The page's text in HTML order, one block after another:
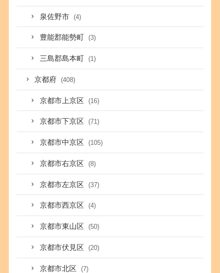
泉佐野市 (4)
豊能郡能勢町 (3)
三島郡島本町 (1)
京都府 (408)
京都市上京区 (16)
京都市下京区 (71)
京都市中京区 (105)
京都市右京区 (8)
京都市左京区 (37)
京都市西京区 (4)
京都市東山区 (50)
京都市伏見区 (20)
京都市北区 (7)